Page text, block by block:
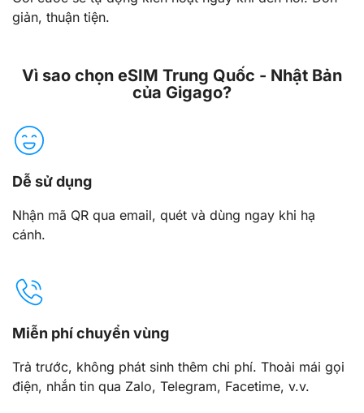
giản, thuận tiện.
Vì sao chọn eSIM Trung Quốc - Nhật Bản
của Gigago?
Dễ sử dụng
Nhận mã QR qua email, quét và dùng ngay khi hạ
cánh.
Miễn phí chuyển vùng
Trả trước, không phát sinh thêm chi phí. Thoải mái gọi
điện, nhắn tin qua Zalo, Telegram, Facetime, v.v.